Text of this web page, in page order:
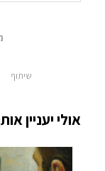
שיתוף
אולי יעניין